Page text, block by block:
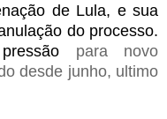
de Lula, e sua
do processo.
para novo
desde junho, ultimo